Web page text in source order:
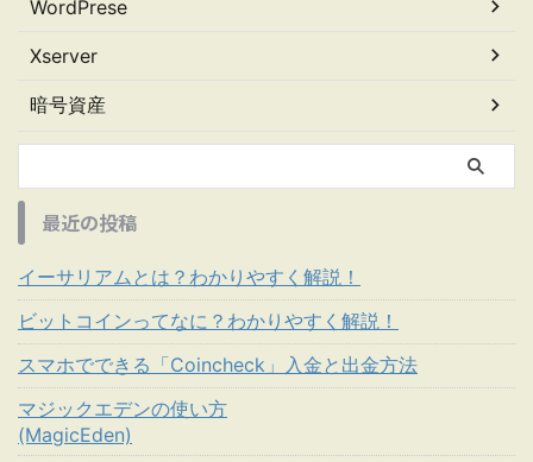
WordPrese
Xserver
暗号資産
最近の投稿
イーサリアムとは？わかりやすく解説！
ビットコインってなに？わかりやすく解説！
スマホでできる「Coincheck」入金と出金方法
マジックエデンの使い方
(MagicEden)